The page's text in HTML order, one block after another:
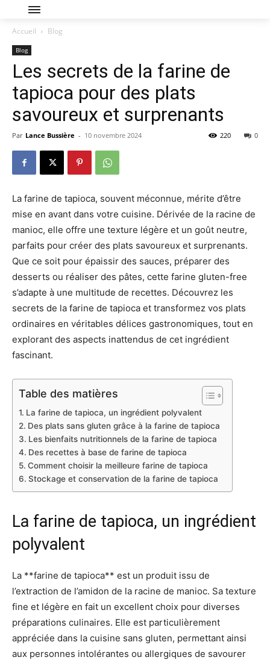
Accueil Blog
Blog
Les secrets de la farine de
tapioca pour des plats
savoureux et surprenants
Par Lance Bussière - 10 novembre 2024 0
220
La farine de tapioca, souvent méconnue, mérite d’être
mise en avant dans votre cuisine. Dérivée de la racine de
manioc, elle offre une texture légère et un goût neutre,
parfaits pour créer des plats savoureux et surprenants.
Que ce soit pour épaissir des sauces, préparer des
desserts ou réaliser des pâtes, cette farine gluten-free
s’adapte à une multitude de recettes. Découvrez les
secrets de la farine de tapioca et transformez vos plats
ordinaires en véritables délices gastronomiques, tout en
explorant des aspects inattendus de cet ingrédient
fascinant.
Table des matières
La farine de tapioca, un ingrédient polyvalent
Des plats sans gluten grâce à la farine de tapioca
Les bienfaits nutritionnels de la farine de tapioca
Des recettes à base de farine de tapioca
Comment choisir la meilleure farine de tapioca
Stockage et conservation de la farine de tapioca
La farine de tapioca, un ingrédient
polyvalent
La **farine de tapioca** est un produit issu de
l’extraction de l’amidon de la racine de manioc. Sa texture
fine et légère en fait un excellent choix pour diverses
préparations culinaires. Elle est particulièrement
appréciée dans la cuisine sans gluten, permettant ainsi
aux personnes intolérantes ou allergiques de savourer